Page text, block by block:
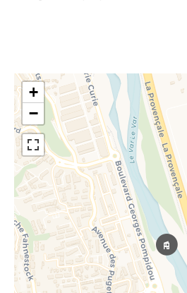
+
−